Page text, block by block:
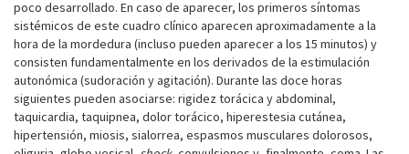
poco desarrollado. En caso de aparecer, los primeros síntomas
sistémicos de este cuadro clínico aparecen aproximadamente a la
hora de la mordedura (incluso pueden aparecer a los 15 minutos) y
consisten fundamentalmente en los derivados de la estimulación
autonómica (sudoración y agitación). Durante las doce horas
siguientes pueden asociarse: rigidez torácica y abdominal,
taquicardia, taquipnea, dolor torácico, hiperestesia cutánea,
hipertensión, miosis, sialorrea, espasmos musculares dolorosos,